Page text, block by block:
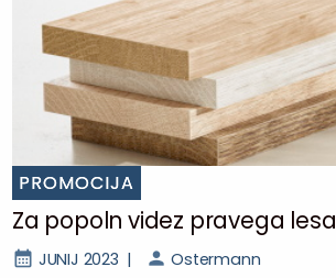
PROMOCIJA
Za popoln videz pravega lesa
JUNIJ 2023 |
Ostermann